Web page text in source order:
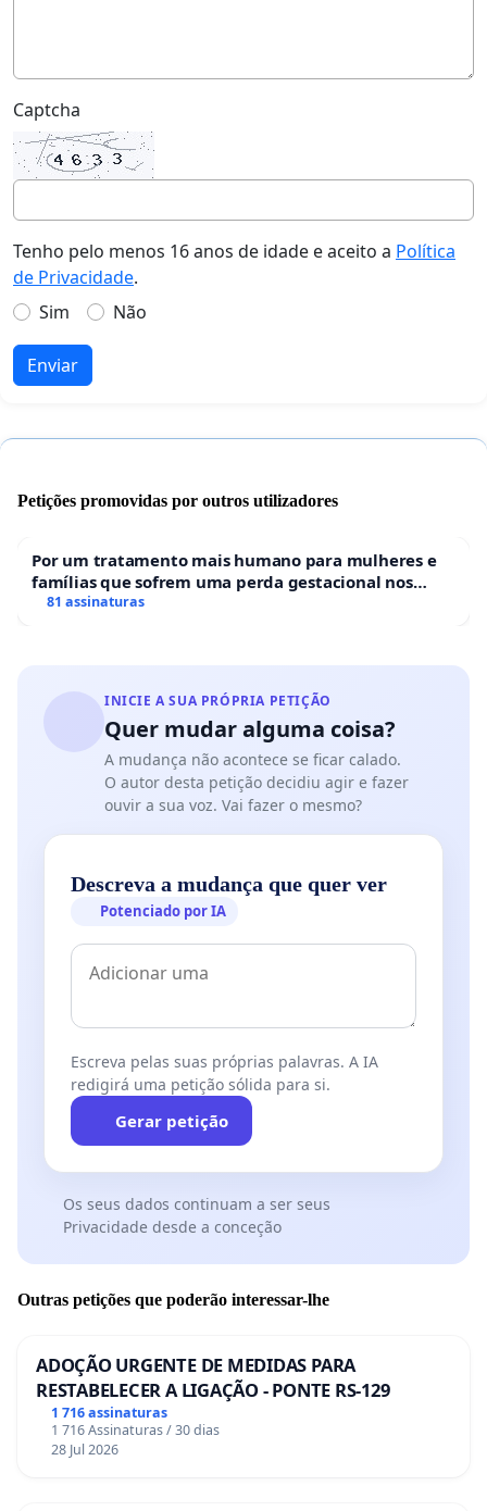
Captcha
Tenho pelo menos 16 anos de idade e aceito a Política
de Privacidade.
Sim
Não
Enviar
Petições promovidas por outros utilizadores
Por um tratamento mais humano para mulheres e
famílias que sofrem uma perda gestacional nos
hospitais portugueses
81 assinaturas
INICIE A SUA PRÓPRIA PETIÇÃO
Quer mudar alguma coisa?
A mudança não acontece se ficar calado.
O autor desta petição decidiu agir e fazer
ouvir a sua voz. Vai fazer o mesmo?
Descreva a mudança que quer ver
Potenciado por IA
Escreva pelas suas próprias palavras. A IA
redigirá uma petição sólida para si.
Gerar petição
Os seus dados continuam a ser seus
Privacidade desde a conceção
Outras petições que poderão interessar-lhe
ADOÇÃO URGENTE DE MEDIDAS PARA
RESTABELECER A LIGAÇÃO - PONTE RS-129
1 716 assinaturas
1 716 Assinaturas / 30 dias
28 Jul 2026